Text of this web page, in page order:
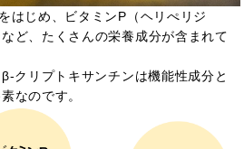
はじめ、ビタミンP（ヘリぺリジ
ど、たくさんの栄養成分が含まれて
クリプトキサンチンは機能性成分と
なのです。